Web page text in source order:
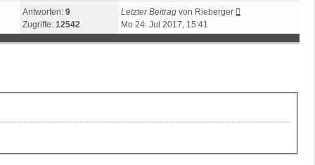
Antworten: 9
Zugriffe: 12542
Letzter Beitrag von Rieberger
Mo 24. Jul 2017, 15:41